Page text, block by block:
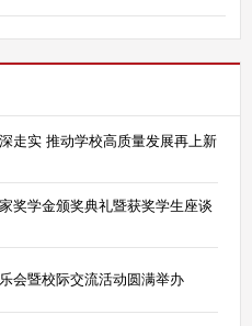
走实 推动学校高质量发展再上新
奖学金颁奖典礼暨获奖学生座谈
会暨校际交流活动圆满举办